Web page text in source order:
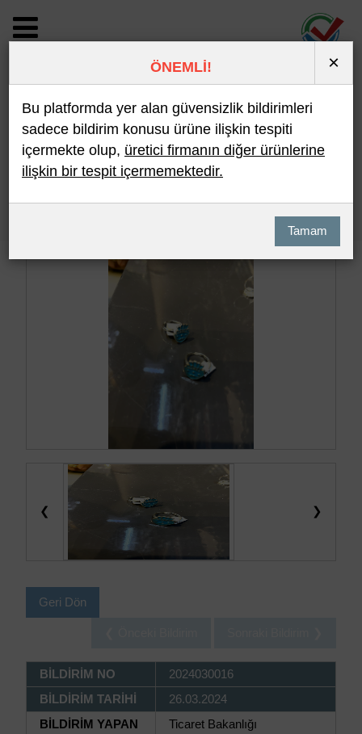
BİLDİRİM DETAYI
Son 10 Bildirim En Çok İncelenen
❮ ❯
Geri Dön
BİLDİRİM NO
2024030016
BİLDİRİM TARİHİ
26.03.2024
BİLDİRİM YAPAN
Ticaret Bakanlığı
ÖNEMLİ! ×
Bu platformda yer alan güvensizlik bildirimleri
sadece bildirim konusu ürüne ilişkin tespiti
içermekte olup, üretici firmanın diğer ürünlerine
ilişkin bir tespit içermemektedir.
Tamam